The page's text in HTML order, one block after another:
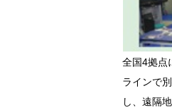
全国4拠点
ラインで
し、遠隔